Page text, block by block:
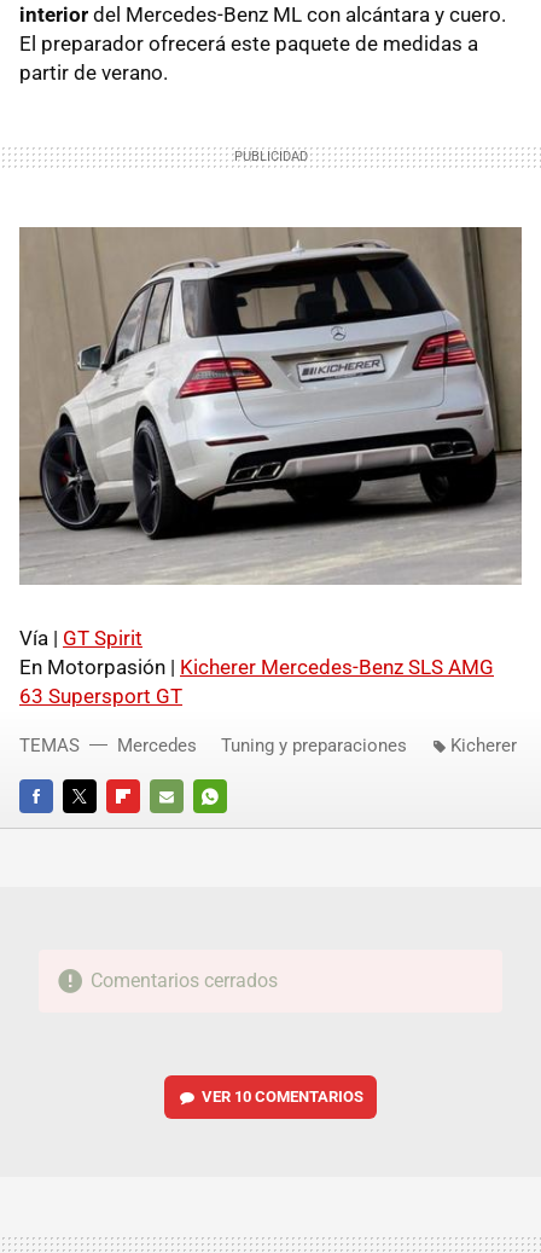
interior del Mercedes-Benz ML con alcántara y cuero.
El preparador ofrecerá este paquete de medidas a
partir de verano.
Vía | GT Spirit
En Motorpasión | Kicherer Mercedes-Benz SLS AMG
63 Supersport GT
FACEBOOKTWITTERFLIPBOARD
E-
WHATSAPP
TEMAS Mercedes Tuning y preparaciones Kicherer
Comentarios cerrados
VER 10 COMENTARIOS